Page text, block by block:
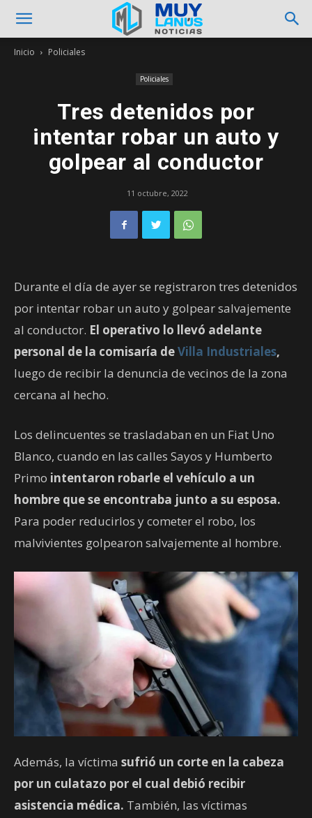
Inicio Policiales
Policiales
Tres detenidos por
intentar robar un auto y
golpear al conductor
11 octubre, 2022
Durante el día de ayer se registraron tres detenidos
por intentar robar un auto y golpear salvajemente
al conductor. El operativo lo llevó adelante
personal de la comisaría deVilla Industriales,
luego de recibir la denuncia de vecinos de la zona
cercana al hecho.
Los delincuentes se trasladaban en un Fiat Uno
Blanco, cuando en las calles Sayos y Humberto
Primo intentaron robarle el vehículo a un
hombre que se encontraba junto a su esposa.
Para poder reducirlos y cometer el robo, los
malvivientes golpearon salvajemente al hombre.
Además, la víctima sufrió un corte en la cabeza
por un culatazo por el cual debió recibir
asistencia médica. También, las víctimas